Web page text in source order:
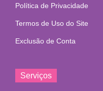
Política de Privacidade
Termos de Uso do Site
Exclusão de Conta
Serviços